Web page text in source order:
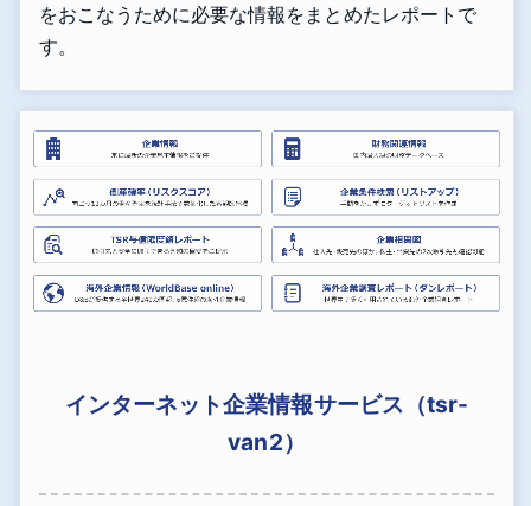
をおこなうために必要な情報をまとめたレポートで
す。
インターネット企業情報サービス（tsr-
van2）